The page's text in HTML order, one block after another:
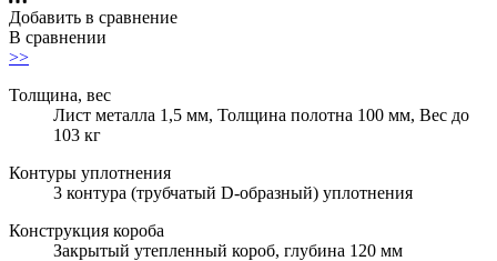
Добавить в сравнение
В сравнении
>>
Толщина, вес
Лист металла 1,5 мм, Толщина полотна 100 мм, Вес до
103 кг
Контуры уплотнения
3 контура (трубчатый D-образный) уплотнения
Конструкция короба
Закрытый утепленный короб, глубина 120 мм